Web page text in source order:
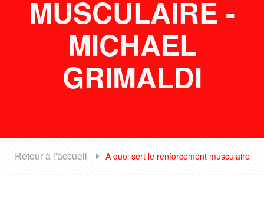
MUSCULAIRE -
MICHAEL
GRIMALDI
Retour à l'accueil A quoi sert le renforcement musculaire